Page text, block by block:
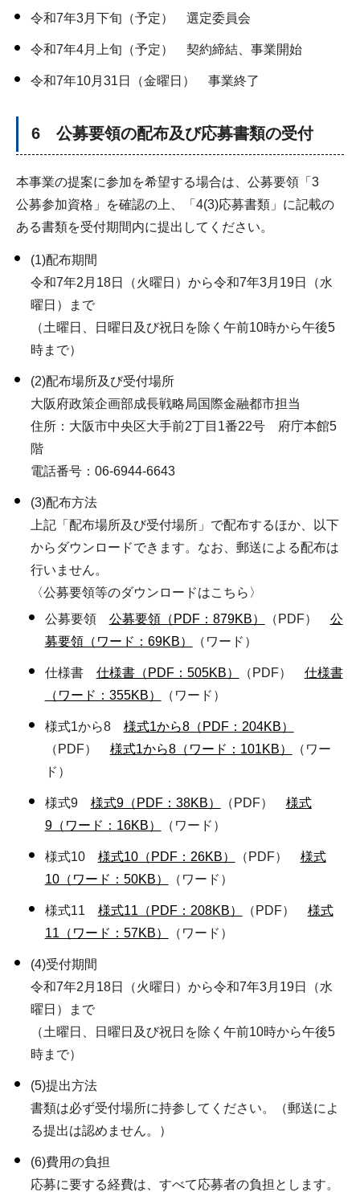
令和7年3月下旬（予定） 選定委員会
令和7年4月上旬（予定） 契約締結、事業開始
令和7年10月31日（金曜日） 事業終了
6 公募要領の配布及び応募書類の受付
本事業の提案に参加を希望する場合は、公募要領「3
公募参加資格」を確認の上、「4(3)応募書類」に記載の
ある書類を受付期間内に提出してください。
(1)配布期間
令和7年2月18日（火曜日）から令和7年3月19日（水
曜日）まで
（土曜日、日曜日及び祝日を除く午前10時から午後5
時まで）
(2)配布場所及び受付場所
大阪府政策企画部成長戦略局国際金融都市担当
住所：大阪市中央区大手前2丁目1番22号 府庁本館5
階
電話番号：06-6944-6643
(3)配布方法
上記「配布場所及び受付場所」で配布するほか、以下
からダウンロードできます。なお、郵送による配布は
行いません。
〈公募要領等のダウンロードはこちら〉
公募要領 公募要領（PDF：879KB） （PDF） 公
募要領（ワード：69KB）
（ワード）
仕様書 仕様書（PDF：505KB） （PDF） 仕様書
（ワード：355KB）
（ワード）
様式1から8 様式1から8（PDF：204KB）
（PDF） 様式1から8（ワード：101KB）
（ワー
ド）
様式9 様式9（PDF：38KB） （PDF） 様式
9（ワード：16KB）
（ワード）
様式10 様式10（PDF：26KB） （PDF） 様式
10（ワード：50KB）
（ワード）
様式11 様式11（PDF：208KB） （PDF） 様式
11（ワード：57KB）
（ワード）
(4)受付期間
令和7年2月18日（火曜日）から令和7年3月19日（水
曜日）まで
（土曜日、日曜日及び祝日を除く午前10時から午後5
時まで）
(5)提出方法
書類は必ず受付場所に持参してください。（郵送によ
る提出は認めません。）
(6)費用の負担
応募に要する経費は、すべて応募者の負担とします。